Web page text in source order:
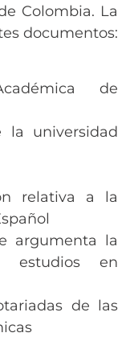
Colombia. La
documentos:
de
la universidad
relativa a la
argumenta la
estudios en
de las